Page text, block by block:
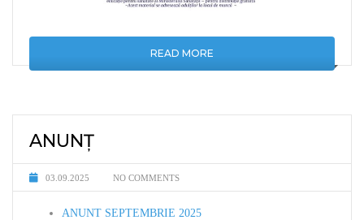
READ MORE
ANUNȚ
03.09.2025 NO COMMENTS
ANUNT SEPTEMBRIE 2025